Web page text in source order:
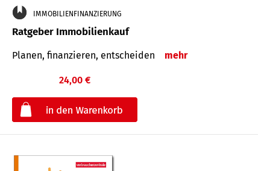
IMMOBILIENFINANZIERUNG
Ratgeber Immobilienkauf
Planen, finanzieren, entscheiden mehr
24,00 €